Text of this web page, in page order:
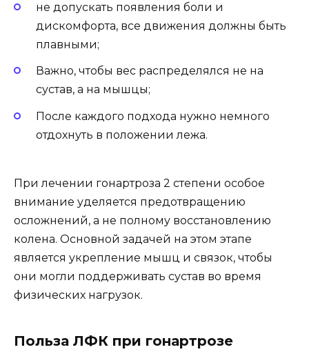
не допускать появления боли и
дискомфорта, все движения должны быть
плавными;
Важно, чтобы вес распределялся не на
сустав, а на мышцы;
После каждого подхода нужно немного
отдохнуть в положении лежа.
При лечении гонартроза 2 степени особое
внимание уделяется предотвращению
осложнений, а не полному восстановлению
колена. Основной задачей на этом этапе
является укрепление мышц и связок, чтобы
они могли поддерживать сустав во время
физических нагрузок.
Польза ЛФК при гонартрозе